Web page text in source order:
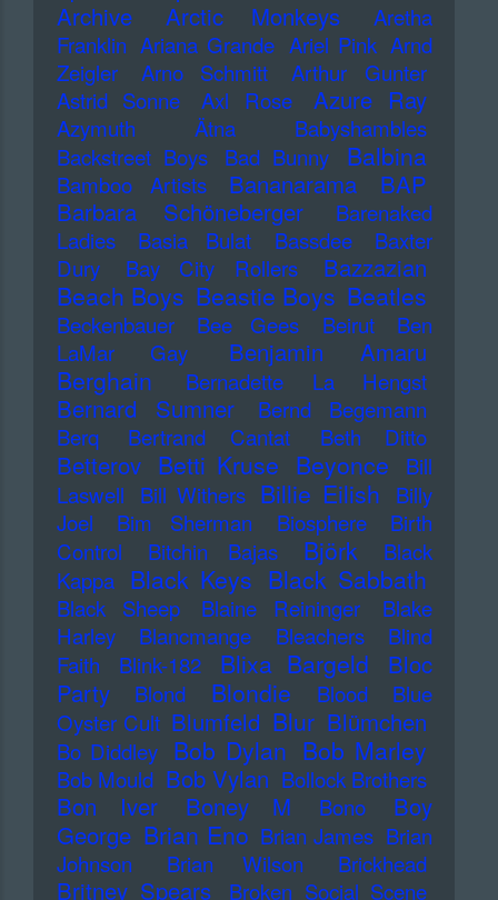
Archive Arctic Monkeys
Aretha
Franklin Ariana Grande Ariel Pink Arnd
Zeigler
Arno Schmitt
Arthur Gunter
Astrid Sonne
Axl Rose Azure Ray
Azymuth Ätna
Babyshambles
Backstreet Boys
Bad Bunny Balbina
Bamboo Artists Bananarama
BAP
Barbara Schöneberger
Barenaked
Ladies
Basia Bulat Bassdee
Baxter
Dury
Bay City Rollers Bazzazian
Beach Boys Beastie Boys Beatles
Beckenbauer Bee Gees Beirut
Ben
LaMar Gay
Benjamin Amaru
Berghain Bernadette La Hengst
Bernard Sumner
Bernd Begemann
Berq
Bertrand Cantat Beth Ditto
Betterov Betti Kruse Beyonce
Bill
Laswell
Bill Withers Billie Eilish
Billy
Joel
Bim Sherman Biosphere
Birth
Control
Bitchin Bajas Björk
Black
Kappa Black Keys Black Sabbath
Black Sheep Blaine Reininger
Blake
Harley
Blancmange Bleachers
Blind
Faith
Blink-182 Blixa Bargeld
Bloc
Party
Blond Blondie Blood
Blue
Oyster Cult Blumfeld Blur Blümchen
Bo Diddley Bob Dylan Bob Marley
Bob Mould Bob Vylan Bollock Brothers
Bon Iver Boney M Bono
Boy
George Brian Eno Brian James Brian
Johnson
Brian Wilson Brickhead
Britney Spears Broken Social Scene